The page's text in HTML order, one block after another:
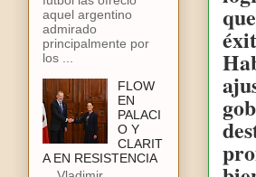
aquel argentino
admirado
principalmente por
los ...
FLOW
EN
PALACI
O Y
CLARIT
A EN RESISTENCIA